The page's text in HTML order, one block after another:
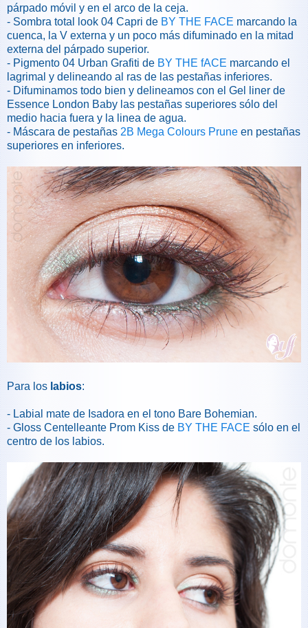
párpado móvil y en el arco de la ceja.
- Sombra total look 04 Capri de BY THE FACE marcando la
cuenca, la V externa y un poco más difuminado en la mitad
externa del párpado superior.
- Pigmento 04 Urban Grafiti de BY THE fACE marcando el
lagrimal y delineando al ras de las pestañas inferiores.
- Difuminamos todo bien y delineamos con el Gel liner de
Essence London Baby las pestañas superiores sólo del
medio hacia fuera y la linea de agua.
- Máscara de pestañas 2B Mega Colours Prune en pestañas
superiores en inferiores.
Para los labios:
- Labial mate de Isadora en el tono Bare Bohemian.
- Gloss Centelleante Prom Kiss de BY THE FACE sólo en el
centro de los labios.